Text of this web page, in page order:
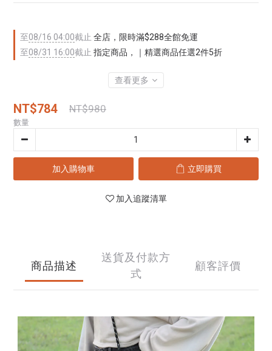
至08/16 04:00截止 全店，限時滿$288全館免運
至08/31 16:00截止 指定商品，｜精選商品任選2件5折
查看更多
NT$784 NT$980
數量
加入購物車 立即購買
加入追蹤清單
商品描述
送貨及付款方
式
顧客評價